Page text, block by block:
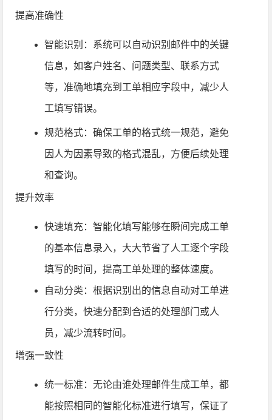
提高准确性
智能识别：系统可以自动识别邮件中的关键
信息，如客户姓名、问题类型、联系方式
等，准确地填充到工单相应字段中，减少人
工填写错误。
规范格式：确保工单的格式统一规范，避免
因人为因素导致的格式混乱，方便后续处理
和查询。
提升效率
快速填充：智能化填写能够在瞬间完成工单
的基本信息录入，大大节省了人工逐个字段
填写的时间，提高工单处理的整体速度。
自动分类：根据识别出的信息自动对工单进
行分类，快速分配到合适的处理部门或人
员，减少流转时间。
增强一致性
统一标准：无论由谁处理邮件生成工单，都
能按照相同的智能化标准进行填写，保证了